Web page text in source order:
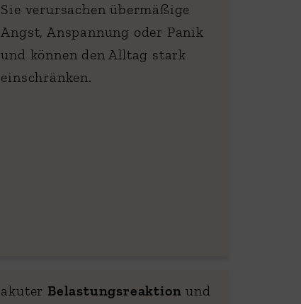
Sie verursachen übermäßige
Angst, Anspannung oder Panik
und können den Alltag stark
einschränken.
akuter Belastungsreaktion und